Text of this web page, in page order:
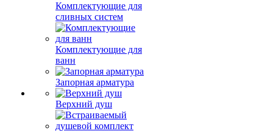
Комплектующие для
сливных систем
Комплектующие для
ванн
Запорная арматура
Верхний душ